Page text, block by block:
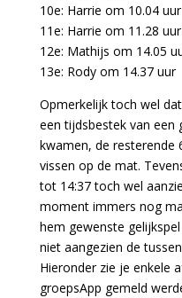
10e: Harrie om 10.04 uur
11e: Harrie om 11.28 uur
12e: Mathijs om 14.05
13e: Rody om 14.37 uur
Opmerkelijk toch wel
een tijdsbestek van
kwamen, de resterende
vissen op de mat.
tot 14:37 toch wel
moment immers nog
hem gewenste
niet aangezien de
Hieronder zie je enkele
groepsApp gemeld